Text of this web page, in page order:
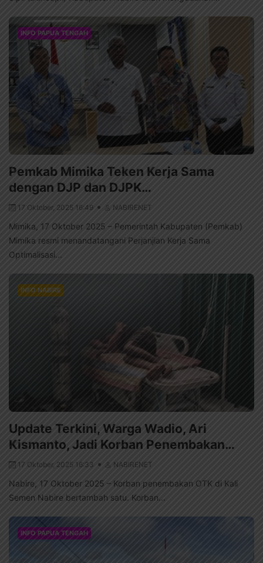
INFO PAPUA TENGAH
Pemkab Mimika Teken Kerja Sama
dengan DJP dan DJPK…
17 Oktober, 2025 16:49 NABIRENET
Mimika, 17 Oktober 2025 – Pemerintah Kabupaten (Pemkab)
Mimika resmi menandatangani Perjanjian Kerja Sama
Optimalisasi...
INFO NABIRE
Update Terkini, Warga Wadio, Ari
Kismanto, Jadi Korban Penembakan…
17 Oktober, 2025 16:33 NABIRENET
Nabire, 17 Oktober 2025 – Korban penembakan OTK di Kali
Semen Nabire bertambah satu. Korban...
INFO PAPUA TENGAH